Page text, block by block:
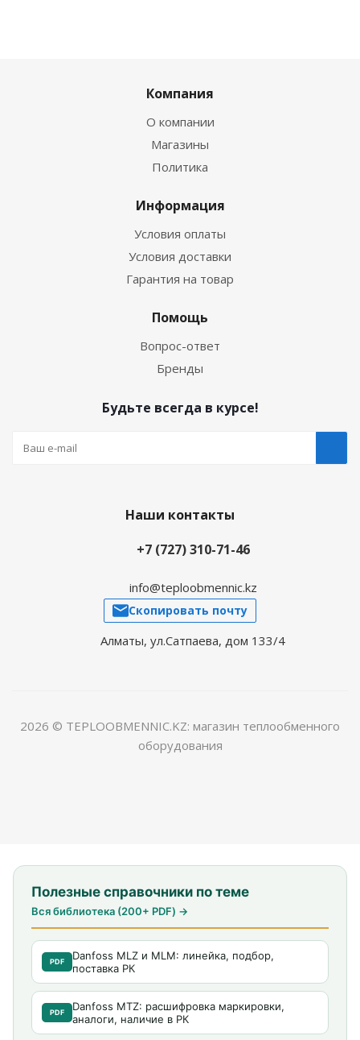
Компания
О компании
Магазины
Политика
Информация
Условия оплаты
Условия доставки
Гарантия на товар
Помощь
Вопрос-ответ
Бренды
Будьте всегда в курсе!
Наши контакты
+7 (727) 310-71-46
info@teploobmennic.kz
Скопировать почту
Алматы, ул.Сатпаева, дом 133/4
2026 © TEPLOOBMENNIC.KZ: магазин теплообменного
оборудования
Полезные справочники по теме
Вся библиотека (200+ PDF) →
PDF
Danfoss MLZ и MLM: линейка, подбор,
поставка РК
PDF
Danfoss MTZ: расшифровка маркировки,
аналоги, наличие в РК